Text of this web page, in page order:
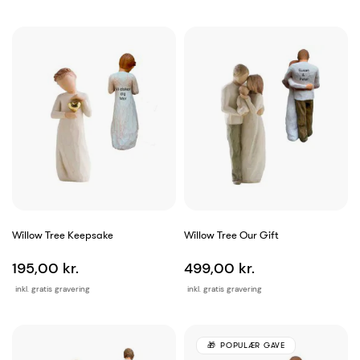
Willow Tree Keepsake
inkl. gratis gravering
195,00 kr.
Willow Tree Our Gift
inkl. gratis gravering
499,00 kr.
POPULÆR GAVE